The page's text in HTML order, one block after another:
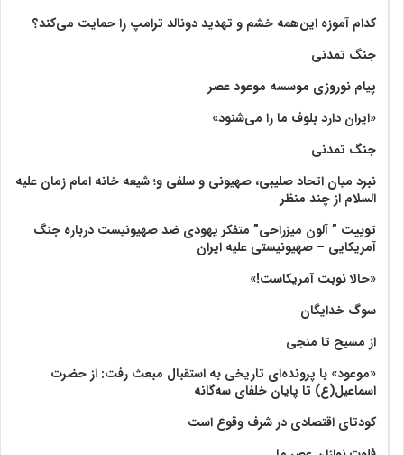
کدام آموزه این‌همه خشم و تهدید دونالد ترامپ را حمایت می‌کند؟
جنگ تمدنی
پیام نوروزی موسسه موعود عصر
«ایران دارد بلوف ما را می‌شنود»
جنگ تمدنی
نبرد میان اتحاد صلیبی، صهیونی و سلفی و؛ شیعه خانه امام زمان علیه
السلام از چند منظر
توییت ” آلون میزراحی” متفکر یهودی ضد صهیونیست درباره جنگ
آمریکایی – صهیونیستی علیه ایران
«حالا نوبت آمریکاست!»
سوگ خدایگان
از مسیح تا منجی
«موعود» با پرونده‌ای تاریخی به استقبال مبعث رفت: از حضرت
اسماعیل(ع) تا پایان خلفای سه‌گانه
کودتای اقتصادی در شرف وقوع است